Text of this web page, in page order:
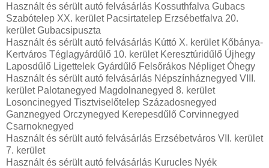
Használt és sérült autó felvásárlás Kossuthfalva Gubacs
Szabótelep XX. kerület Pacsirtatelep Erzsébetfalva 20.
kerület Gubacsipuszta
Használt és sérült autó felvásárlás Kúttó X. kerület Kőbánya-
Kertváros Téglagyárdűlő 10. kerület Keresztúridűlő Újhegy
Laposdűlő Ligettelek Gyárdűlő Felsőrákos Népliget Óhegy
Használt és sérült autó felvásárlás Népszínháznegyed VIII.
kerület Palotanegyed Magdolnanegyed 8. kerület
Losoncinegyed Tisztviselőtelep Századosnegyed
Ganznegyed Orczynegyed Kerepesdűlő Corvinnegyed
Csarnoknegyed
Használt és sérült autó felvásárlás Erzsébetváros VII. kerület
7. kerület
Használt és sérült autó felvásárlás Kurucles Nyék